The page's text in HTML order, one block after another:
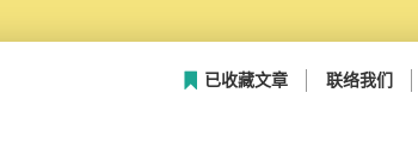
已收藏文章 联络我们